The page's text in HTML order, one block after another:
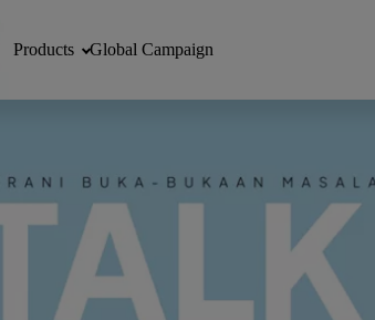
Products Global Campaign